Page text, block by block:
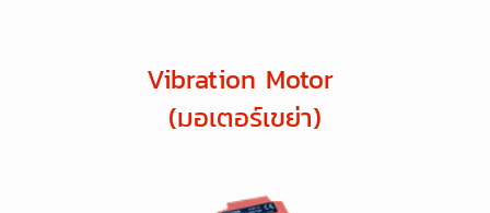
Vibration Motor
(มอเตอร์เขย่า)